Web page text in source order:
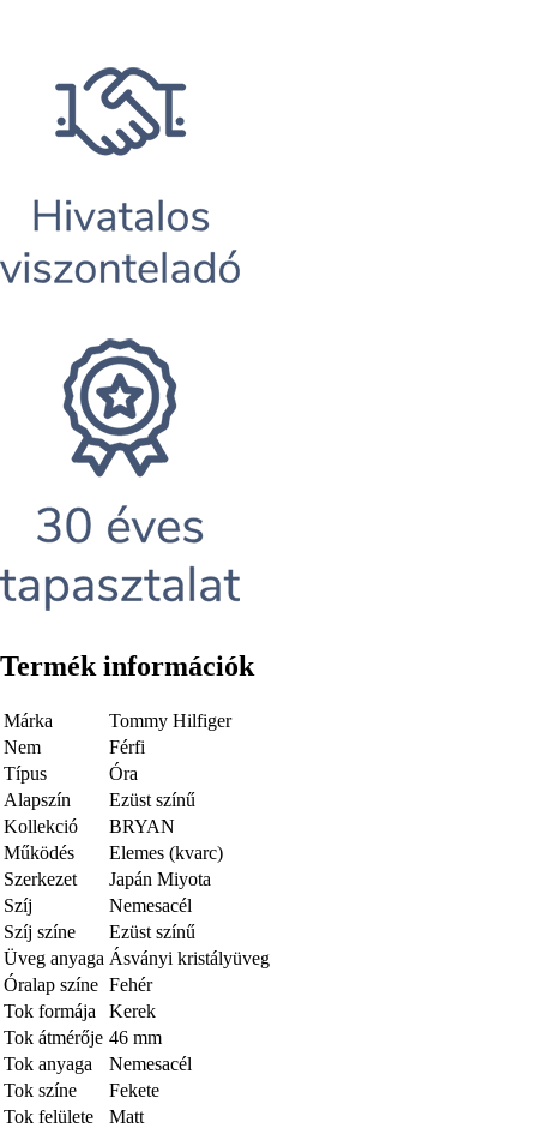
Termék információk
Márka
Tommy Hilfiger
Nem
Férfi
Típus
Óra
Alapszín
Ezüst színű
Kollekció
BRYAN
Működés
Elemes (kvarc)
Szerkezet
Japán Miyota
Szíj
Nemesacél
Szíj színe
Ezüst színű
Üveg anyaga Ásványi kristályüveg
Óralap színe Fehér
Tok formája
Kerek
Tok átmérője 46 mm
Tok anyaga
Nemesacél
Tok színe
Fekete
Tok felülete
Matt